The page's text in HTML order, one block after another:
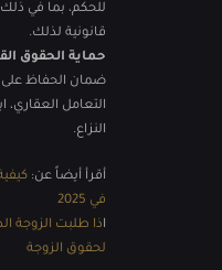
للحكم، بما في
قانونية لذلك.
حماية الحقوق
ضمان الحفاظ على
التعامل العقاري،
النزاع.
أقرأ أيضاً عن:
في 2025
اذا طلبت الزوجة
لحقوق الزوجة